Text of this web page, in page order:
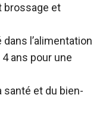
brossage et
l’alimentation
4 ans pour une
santé et du bien-